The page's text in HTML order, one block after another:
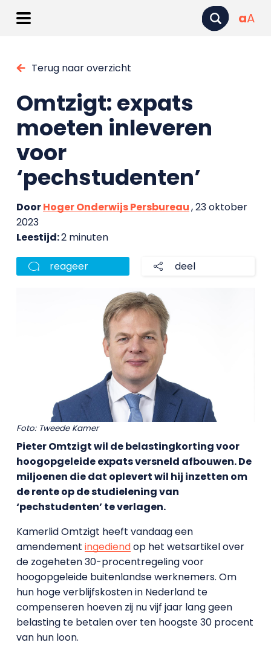
aA
Terug naar overzicht
Omtzigt: expats
moeten inleveren
voor
‘pechstudenten’
DoorHoger Onderwijs Persbureau, 23 oktober
2023
Leestijd:2 minuten
reageer deel
Foto: Tweede Kamer
Pieter Omtzigt wil de belastingkorting voor
hoogopgeleide expats versneld afbouwen. De
miljoenen die dat oplevert wil hij inzetten om
de rente op de studielening van
‘pechstudenten’ te verlagen.
Kamerlid Omtzigt heeft vandaag een
amendement ingediendop het wetsartikel over
de zogeheten 30-procentregeling voor
hoogopgeleide buitenlandse werknemers. Om
hun hoge verblijfskosten in Nederland te
compenseren hoeven zij nu vijf jaar lang geen
belasting te betalen over ten hoogste 30 procent
van hun loon.